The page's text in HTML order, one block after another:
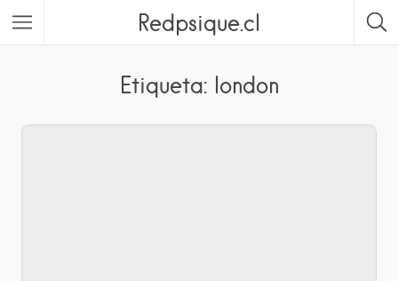
Redpsique.cl
Etiqueta: london